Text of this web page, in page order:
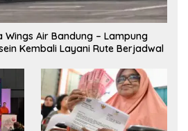
Wings Air Bandung – Lampung
Kembali Layani Rute Berjadwal